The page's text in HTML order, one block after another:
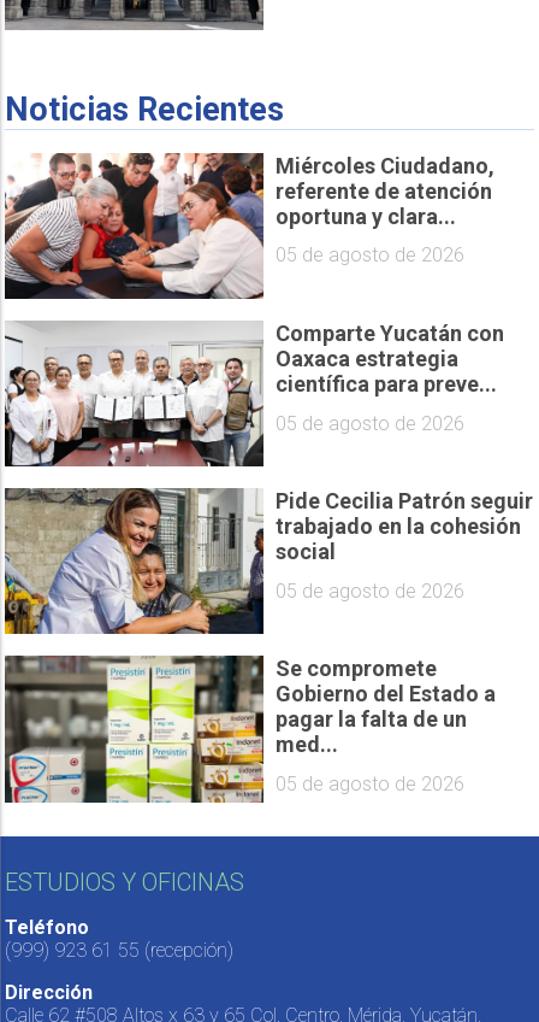
Noticias Recientes
Miércoles Ciudadano,
referente de atención
oportuna y clara...
05 de agosto de 2026
Comparte Yucatán con
Oaxaca estrategia
científica para preve...
05 de agosto de 2026
Pide Cecilia Patrón seguir
trabajado en la cohesión
social
05 de agosto de 2026
Se compromete
Gobierno del Estado a
pagar la falta de un
med...
05 de agosto de 2026
ESTUDIOS Y OFICINAS
Teléfono
(999) 923 61 55 (recepción)
Dirección
Calle 62 #508 Altos x 63 y 65 Col. Centro, Mérida, Yucatán,